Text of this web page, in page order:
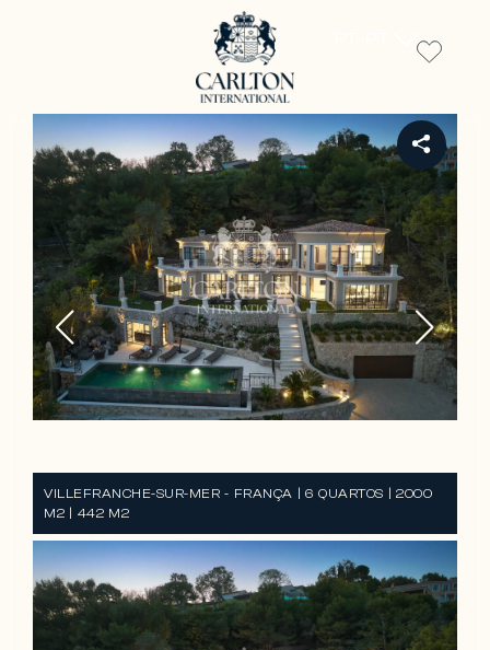
VILLEFRANCHE-SUR-MER - FRANÇA | 6 QUARTOS | 2000
M2 | 442 M2